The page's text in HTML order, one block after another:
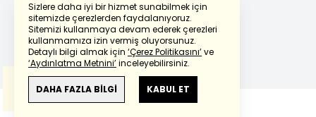
Sizlere daha iyi bir hizmet sunabilmek için
sitemizde çerezlerden faydalanıyoruz.
Sitemizi kullanmaya devam ederek çerezleri
kullanmamıza izin vermiş oluyorsunuz.
Detaylı bilgi almak için ‘Çerez Politikasını’ve
‘Aydınlatma Metnini’inceleyebilirsiniz.
DAHA FAZLA BİLGİ KABUL ET
Powered by Translate
Bu çevirideGoogle Transletekullanılmıştır.
Anlam ve çeviri hatalarından
haberturk.com
sorumlu değildir.